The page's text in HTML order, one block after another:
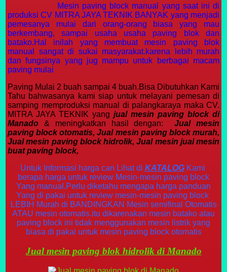
Mesin paving block manual yang saat ini di
produksi CV MITRA JAYA TEKNIK BANYAK yang menjadi
pemesanya mulai dari orang-orang biasa yang mau
berkembang, sampai usaha usaha paving blok dan
batako.Hal inilah yang membuat mesin paving blok
manual sangat di sukai masyarakat.karena lebih murah
dan fungsinya yang jug mampu untuk berbagai macam
paving mulai
Paving Mulai 2 buah sampai 4 buah.Bisa Dibutuhkan Kami
Tahu bahwasanya kami siap untuk melayani pemesan di
samping memproduksi manual di palangkaraya maka CV.
MITRA JAYA TEKNIK yang jual mesin paving block di
Manado & meningkatkan hasil dengan:
Jual mesin
paving block otomatis, Jual mesin paving block murah,
Jual mesin paving block hidrolik, Jual mesin jual mesin
buat paving block,
Untuk Informasi harga can Lihat di KATALOG Kami
berapa harga untuk review Mesin-mesin paving block
Yang manual.Perlu diketahu mengapa harga panduan
Yang di pakai untuk review mesin-mesin paving block
LEBIH Murah di BANDINGKAN Mesin semifinal Otomatis
ATAU mesin otomatis.itu dikarenakan mesin batako atau
paving block ini tidak menggunakan mesin listrik yang
biasa di pakai untuk mesin paving block otomatis
Jual mesin paving blok hidrolik di Manado